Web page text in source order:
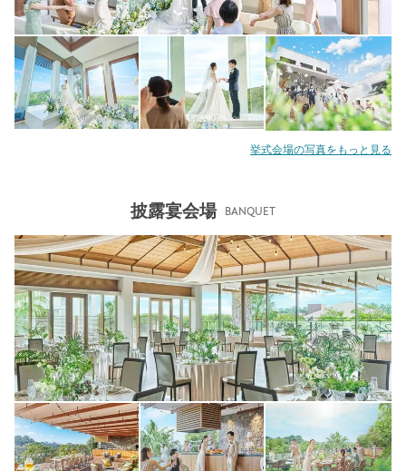
挙式会場の写真をもっと見る
披露宴会場 BANQUET